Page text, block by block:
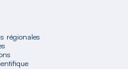
régionales